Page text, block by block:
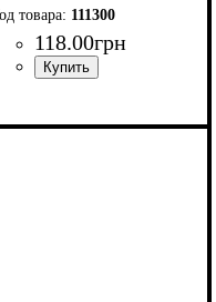
111300
118.00грн